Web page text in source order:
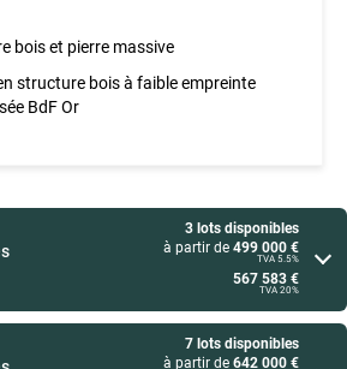
bois et pierre massive
structure bois à faible empreinte
BdF Or
3 lots disponibles
à partir de 499 000 €
TVA 5.5%
567 583 €
TVA 20%
7 lots disponibles
à partir de 642 000 €